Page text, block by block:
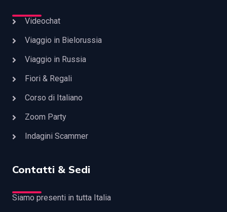
Videochat
Viaggio in Bielorussia
Viaggio in Russia
Fiori & Regali
Corso di Italiano
Zoom Party
Indagini Scammer
Contatti & Sedi
Siamo presenti in tutta Italia